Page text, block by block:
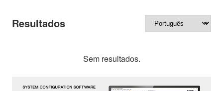
Resultados
Sem resultados.